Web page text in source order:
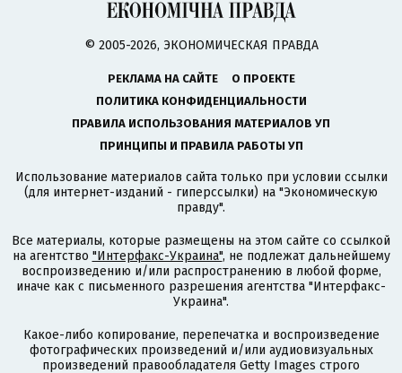
© 2005-2026, ЭКОНОМИЧЕСКАЯ ПРАВДА
РЕКЛАМА НА САЙТЕ
О ПРОЕКТЕ
ПОЛИТИКА КОНФИДЕНЦИАЛЬНОСТИ
ПРАВИЛА ИСПОЛЬЗОВАНИЯ МАТЕРИАЛОВ УП
ПРИНЦИПЫ И ПРАВИЛА РАБОТЫ УП
Использование материалов сайта только при условии ссылки
(для интернет-изданий - гиперссылки) на "Экономическую
правду".
Все материалы, которые размещены на этом сайте со ссылкой
на агентство "Интерфакс-Украина", не подлежат дальнейшему
воспроизведению и/или распространению в любой форме,
иначе как с письменного разрешения агентства "Интерфакс-
Украина".
Какое-либо копирование, перепечатка и воспроизведение
фотографических произведений и/или аудиовизуальных
произведений правообладателя Getty Images строго